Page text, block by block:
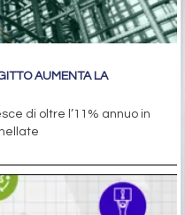
AUMENTA LA
di oltre l’11% annuo in